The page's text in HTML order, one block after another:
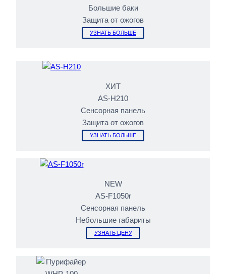
Большие баки
Защита от ожогов
УЗНАТЬ БОЛЬШЕ
ХИТ
AS-H210
Сенсорная панель
Защита от ожогов
УЗНАТЬ БОЛЬШЕ
NEW
AS-F1050r
Сенсорная панель
Небольшие габариты
УЗНАТЬ ЦЕНУ